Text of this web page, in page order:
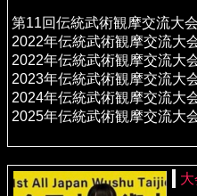
第11回伝統武術観摩交流大
2022年伝統武術観摩交流大
2022年伝統武術観摩交流大
2023年伝統武術観摩交流大
2024年伝統武術観摩交流大
2025年伝統武術観摩交流大